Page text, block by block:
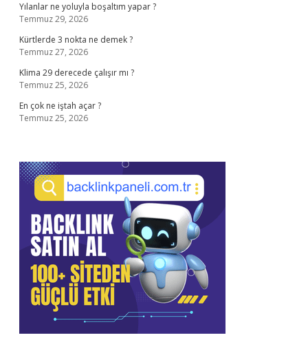
Yılanlar ne yoluyla boşaltım yapar ?
Temmuz 29, 2026
Kürtlerde 3 nokta ne demek ?
Temmuz 27, 2026
Klima 29 derecede çalışır mı ?
Temmuz 25, 2026
En çok ne iştah açar ?
Temmuz 25, 2026